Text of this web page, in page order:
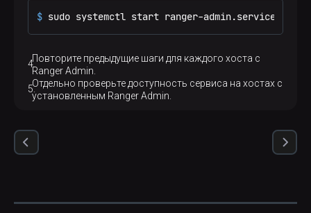
$ sudo systemctl start ranger-admin.service
Повторите предыдущие шаги для каждого хоста с
Ranger Admin.
Отдельно проверьте доступность сервиса на хостах с
установленным Ranger Admin.